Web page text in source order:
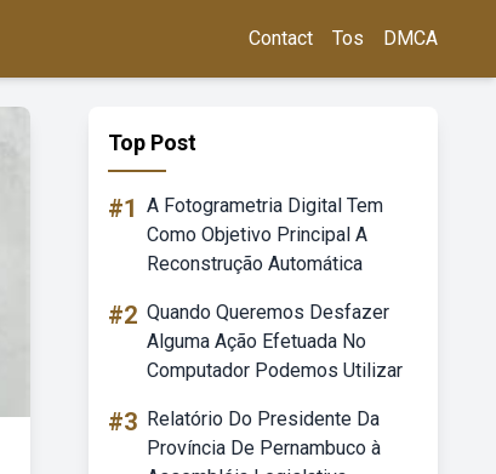
Contact Tos DMCA
Top Post
#1 A Fotogrametria Digital Tem
Como Objetivo Principal A
Reconstrução Automática
#2 Quando Queremos Desfazer
Alguma Ação Efetuada No
Computador Podemos Utilizar
#3 Relatório Do Presidente Da
Província De Pernambuco à